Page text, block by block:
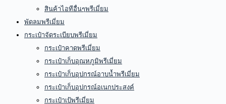
สินค้าไอทีอื่นๆพรีเมี่ยม
พัดลมพรีเมี่ยม
กระเป๋าจัดระเบียบพรีเมี่ยม
กระเป๋าคาดพรีเมี่ยม
กระเป๋าเก็บอุณหภูมิพรีเมี่ยม
กระเป๋าเก็บอุปกรณ์อาบน้ำพรีเมี่ยม
กระเป๋าเก็บอุปกรณ์อเนกประสงค์
กระเป๋าเป้พรีเมี่ยม